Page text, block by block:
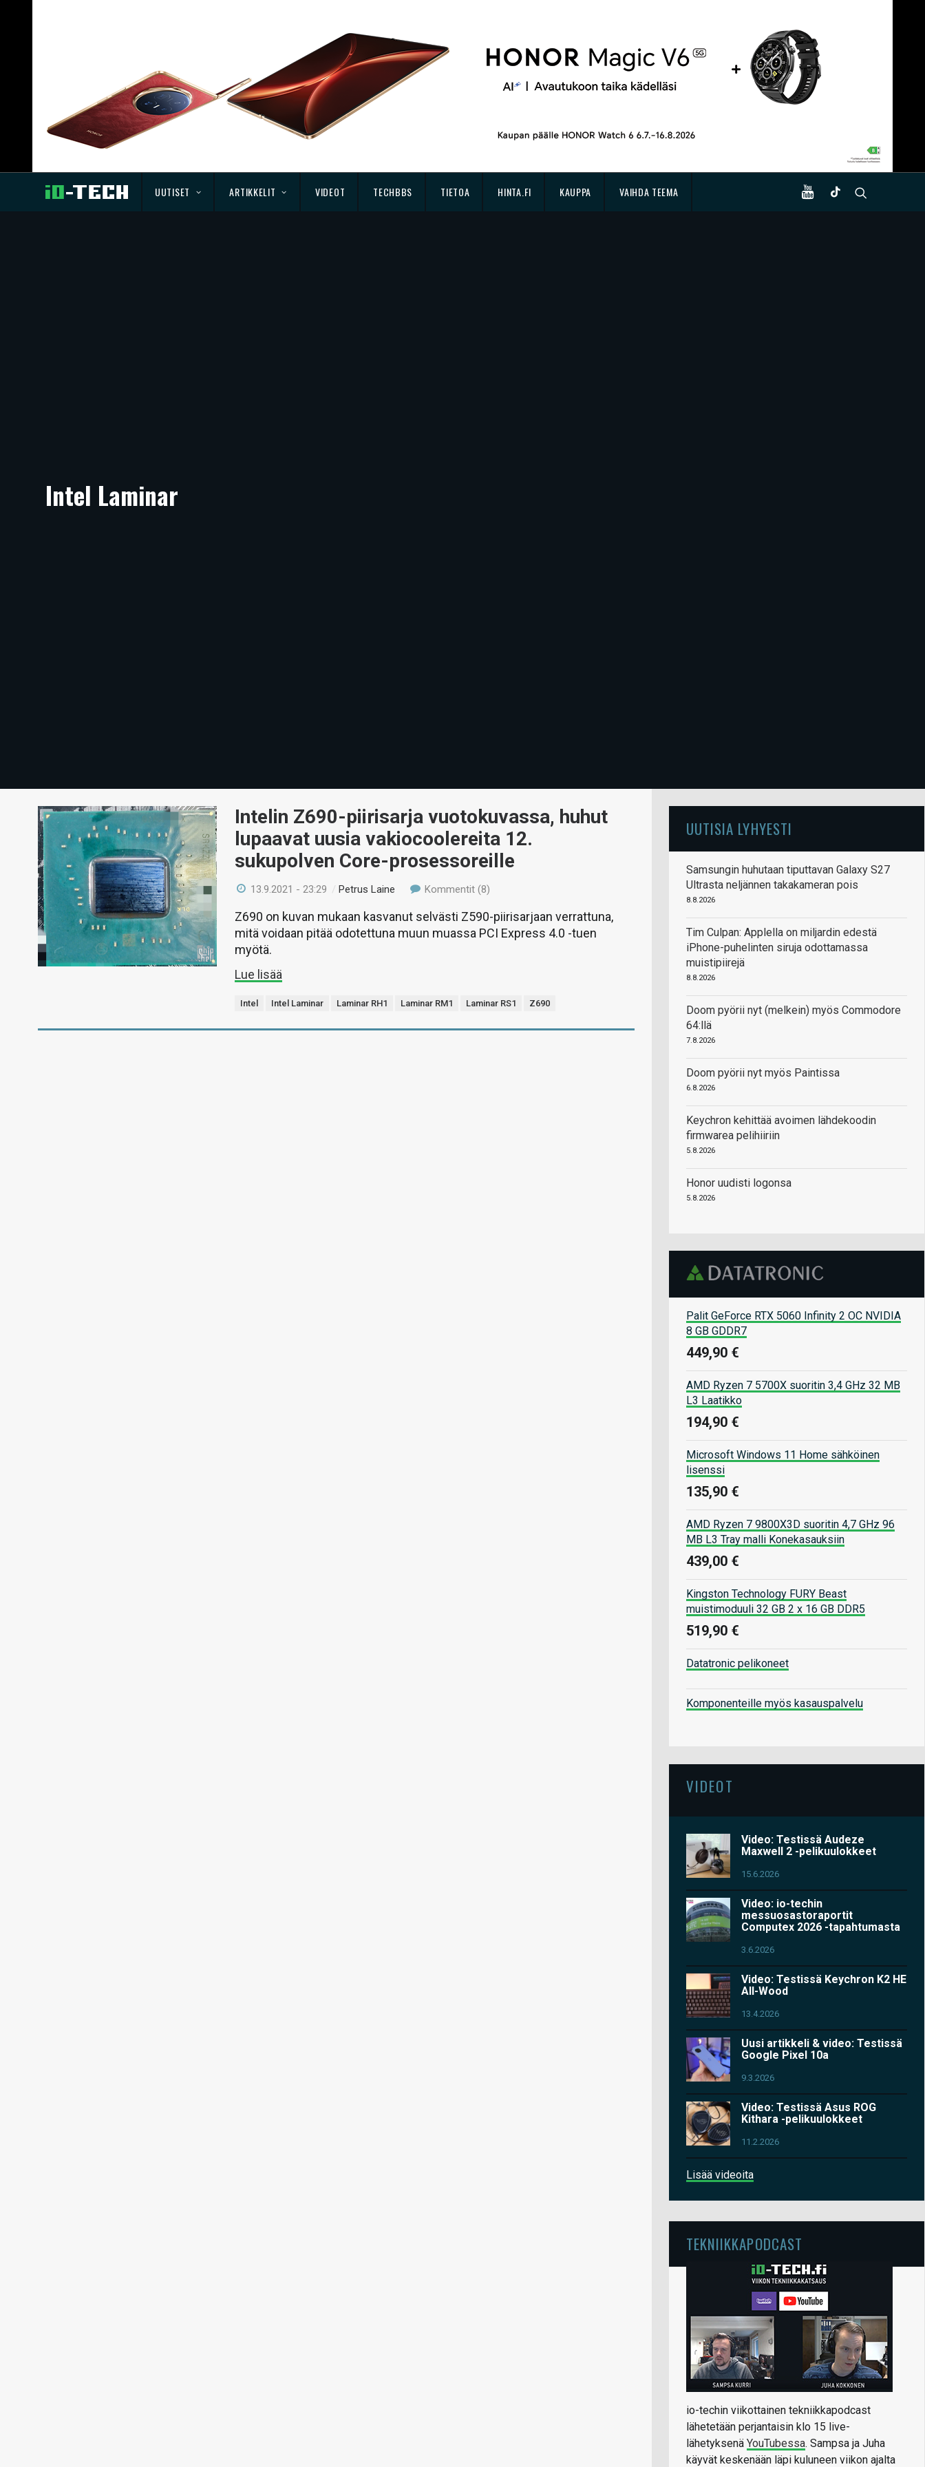
UUTISET ARTIKKELIT VIDEOT TECHBBS TIETOA HINTA.FI KAUPPA VAIHDA TEEMA
Intel Laminar
Intelin Z690-piirisarja vuotokuvassa, huhut
lupaavat uusia vakiocoolereita 12.
sukupolven Core-prosessoreille
13.9.2021 - 23:29 /Petrus Laine Kommentit (8)
Z690 on kuvan mukaan kasvanut selvästi Z590-piirisarjaan verrattuna,
mitä voidaan pitää odotettuna muun muassa PCI Express 4.0 -tuen
myötä.
Lue lisää
Intel Intel Laminar Laminar RH1 Laminar RM1 Laminar RS1 Z690
UUTISIA LYHYESTI
Samsungin huhutaan tiputtavan Galaxy S27
Ultrasta neljännen takakameran pois
8.8.2026
Tim Culpan: Applella on miljardin edestä
iPhone-puhelinten siruja odottamassa
muistipiirejä
8.8.2026
Doom pyörii nyt (melkein) myös Commodore
64:llä
7.8.2026
Doom pyörii nyt myös Paintissa
6.8.2026
Keychron kehittää avoimen lähdekoodin
firmwarea pelihiiriin
5.8.2026
Honor uudisti logonsa
5.8.2026
Palit GeForce RTX 5060 Infinity 2 OC NVIDIA
8 GB GDDR7
449,90 €
AMD Ryzen 7 5700X suoritin 3,4 GHz 32 MB
L3 Laatikko
194,90 €
Microsoft Windows 11 Home sähköinen
lisenssi
135,90 €
AMD Ryzen 7 9800X3D suoritin 4,7 GHz 96
MB L3 Tray malli Konekasauksiin
439,00 €
Kingston Technology FURY Beast
muistimoduuli 32 GB 2 x 16 GB DDR5
519,90 €
Datatronic pelikoneet
Komponenteille myös kasauspalvelu
VIDEOT
Video: Testissä Audeze
Maxwell 2 -pelikuulokkeet
15.6.2026
Video: io-techin
messuosastoraportit
Computex 2026 -tapahtumasta
3.6.2026
Video: Testissä Keychron K2 HE
All-Wood
13.4.2026
Uusi artikkeli & video: Testissä
Google Pixel 10a
9.3.2026
Video: Testissä Asus ROG
Kithara -pelikuulokkeet
11.2.2026
Lisää videoita
TEKNIIKKAPODCAST
io-techin viikottainen tekniikkapodcast
lähetetään perjantaisin klo 15 live-
lähetyksenä YouTubessa. Sampsa ja Juha
käyvät keskenään läpi kuluneen viikon ajalta